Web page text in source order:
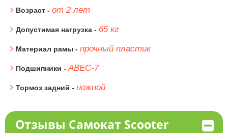
Возраст - от 2 лет
Допустимая нагрузка - 65 кг
Материал рамы - прочный пластик
Подшипники - ABEC-7
Тормоз задний - ножной
Отзывы Самокат Scooter